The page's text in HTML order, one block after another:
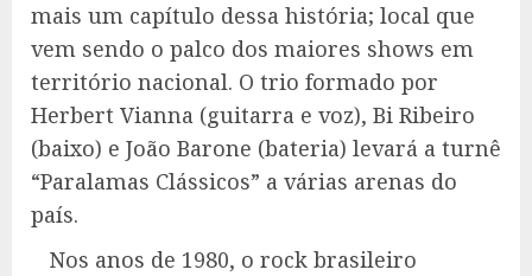
mais um capítulo dessa história; local que
vem sendo o palco dos maiores shows em
território nacional. O trio formado por
Herbert Vianna (guitarra e voz), Bi Ribeiro
(baixo) e João Barone (bateria) levará a turnê
“Paralamas Clássicos” a várias arenas do
país.
Nos anos de 1980, o rock brasileiro